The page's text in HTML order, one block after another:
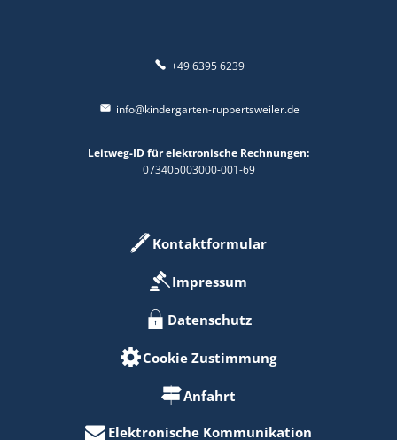
+49 6395 6239
info@kindergarten-ruppertsweiler.de
Leitweg-ID für elektronische Rechnungen:
073405003000-001-69
Kontaktformular
Impressum
Datenschutz
Cookie Zustimmung
Anfahrt
Elektronische Kommunikation